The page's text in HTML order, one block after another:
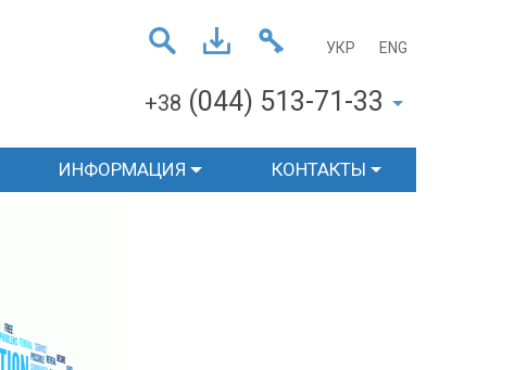
УКР ENG
+38 (044) 513-71-33
ИНФОРМАЦИЯ КОНТАКТЫ